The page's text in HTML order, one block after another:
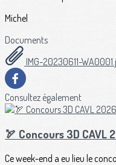
Michel
Documents
IMG-20230611-
Consultez également
🏹 Concours 3D CAVL
Ce week-end a eu lieu le